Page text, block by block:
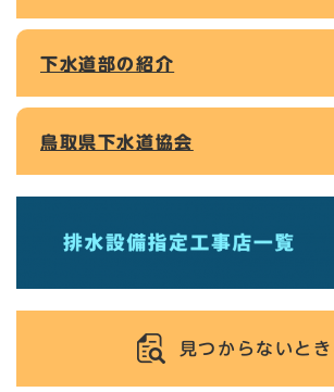
下水道部の紹介
鳥取県下水道協会
見つからないとき